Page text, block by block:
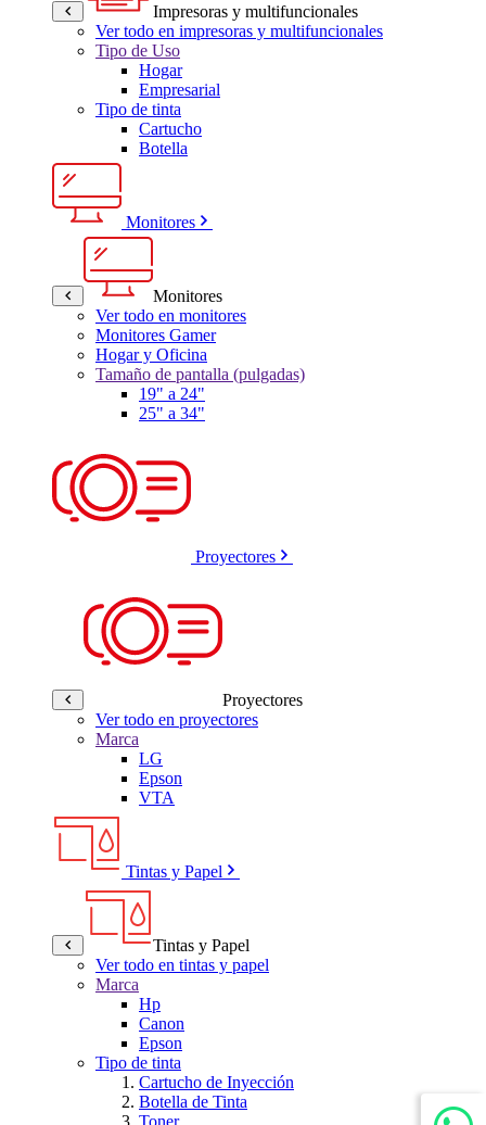
Impresoras y multifuncionales
Ver todo en impresoras y multifuncionales
Tipo de Uso
Hogar
Empresarial
Tipo de tinta
Cartucho
Botella
Monitores
Monitores
Ver todo en monitores
Monitores Gamer
Hogar y Oficina
Tamaño de pantalla (pulgadas)
19" a 24"
25" a 34"
Proyectores
Proyectores
Ver todo en proyectores
Marca
LG
Epson
VTA
Tintas y Papel
Tintas y Papel
Ver todo en tintas y papel
Marca
Hp
Canon
Epson
Tipo de tinta
Cartucho de Inyección
Botella de Tinta
Toner